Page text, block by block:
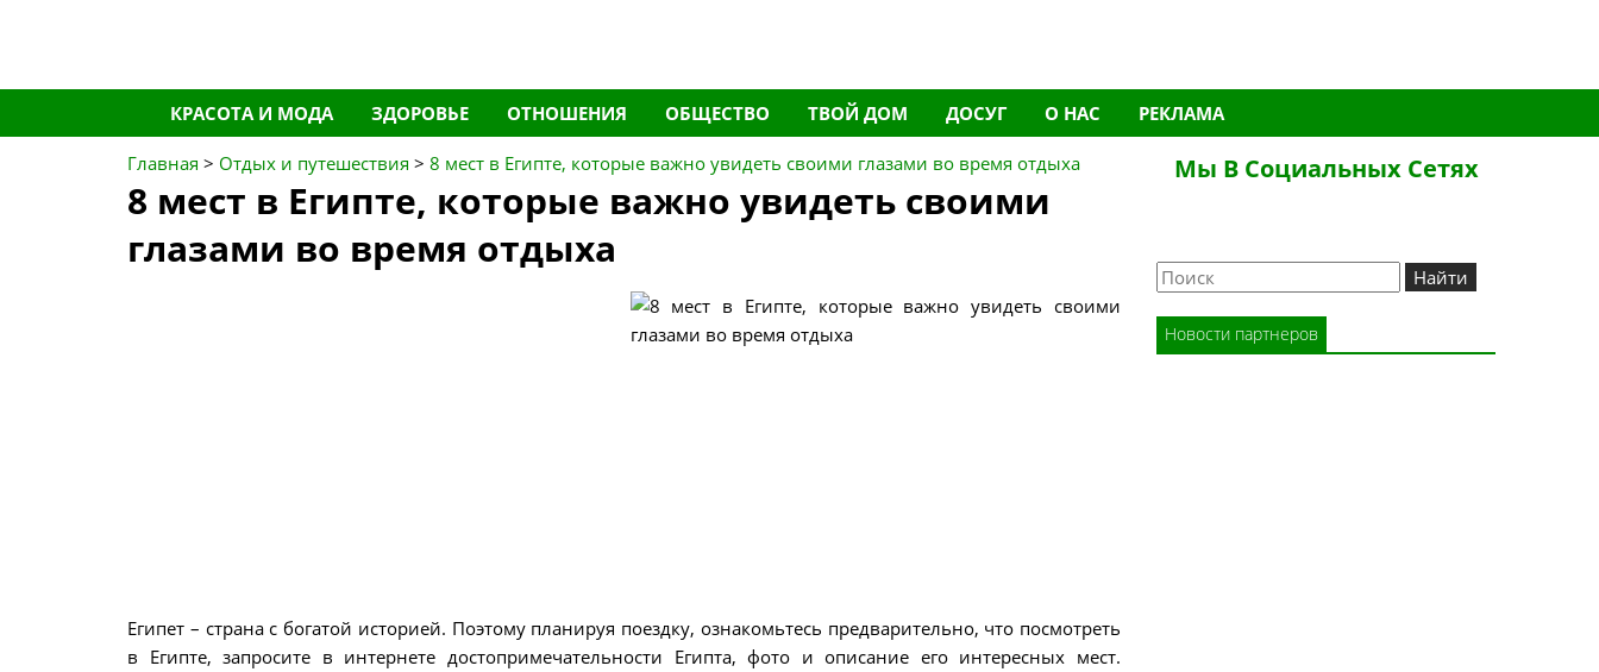
Перейти
к
содержимому
КРАСОТА И МОДА ЗДОРОВЬЕ ОТНОШЕНИЯ ОБЩЕСТВО ТВОЙ ДОМ ДОСУГ О НАС РЕКЛАМА
Главная > Отдых и путешествия > 8 мест в Египте, которые важно увидеть своими глазами во время отдыха
8 мест в Египте, которые важно увидеть своими
глазами во время отдыха
Египет – страна с богатой историей. Поэтому планируя поездку, ознакомьтесь предварительно, что посмотреть
в Египте, запросите в интернете достопримечательности Египта, фото и описание его интересных мест.
Мы В Социальных Сетях
Новости партнеров